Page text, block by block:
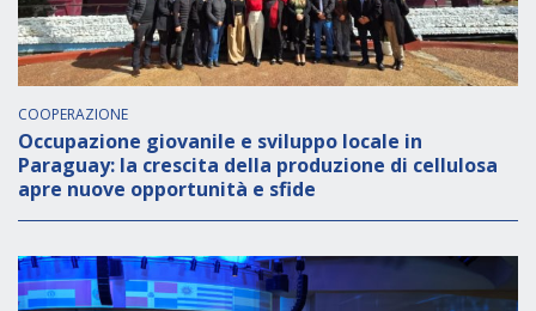
COOPERAZIONE
Occupazione giovanile e sviluppo locale in
Paraguay: la crescita della produzione di cellulosa
apre nuove opportunità e sfide